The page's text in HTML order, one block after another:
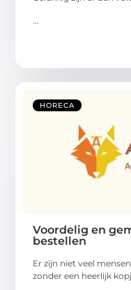
HORECA
Voordelig en
bestellen
Er zijn niet veel
zonder een heerlijk